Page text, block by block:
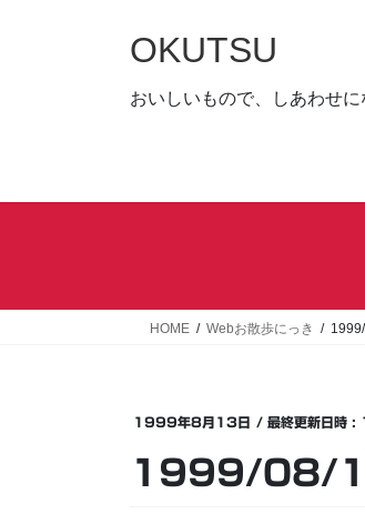
キ
に
OKUTSU
おいしいもので、しあわせに
HOME Webお散歩にっき
1999年8月13日 / 最終更新日時 :
1999/08/